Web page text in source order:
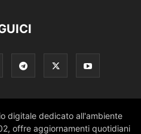
digitale dedicato all'ambiente
offre aggiornamenti quotidiani